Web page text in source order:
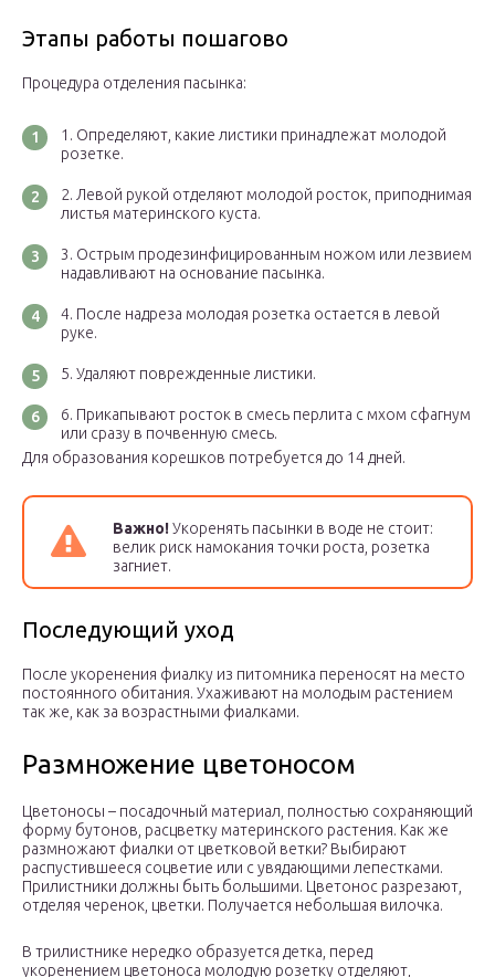
Этапы работы пошагово
Процедура отделения пасынка:
Определяют, какие листики принадлежат молодой
розетке.
Левой рукой отделяют молодой росток, приподнимая
листья материнского куста.
Острым продезинфицированным ножом или лезвием
надавливают на основание пасынка.
После надреза молодая розетка остается в левой
руке.
Удаляют поврежденные листики.
Прикапывают росток в смесь перлита с мхом сфагнум
или сразу в почвенную смесь.
Для образования корешков потребуется до 14 дней.
Важно!Укоренять пасынки в воде не стоит:
велик риск намокания точки роста, розетка
загниет.
Последующий уход
После укоренения фиалку из питомника переносят на место
постоянного обитания. Ухаживают на молодым растением
так же, как за возрастными фиалками.
Размножение цветоносом
Цветоносы – посадочный материал, полностью сохраняющий
форму бутонов, расцветку материнского растения. Как же
размножают фиалки от цветковой ветки? Выбирают
распустившееся соцветие или с увядающими лепестками.
Прилистники должны быть большими. Цветонос разрезают,
отделяя черенок, цветки. Получается небольшая вилочка.
В трилистнике нередко образуется детка, перед
укоренением цветоноса молодую розетку отделяют,